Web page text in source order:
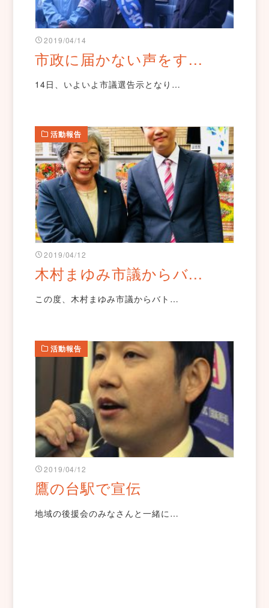
2019/04/14
市政に届かない声をす...
14日、いよいよ市議選告示となり…
活動報告
2019/04/12
木村まゆみ市議からバ...
この度、木村まゆみ市議からバト…
活動報告
2019/04/12
鷹の台駅で宣伝
地域の後援会のみなさんと一緒に…